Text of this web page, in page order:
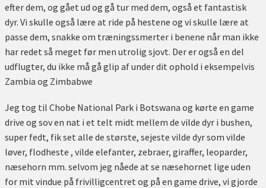
efter dem, og gået ud og gå tur med dem, også et fantastisk
dyr. Vi skulle også lære at ride på hestene og vi skulle lære at
passe dem, snakke om træningssmerter i benene når man ikke
har redet så meget før men utrolig sjovt. Der er også en del
udflugter, du ikke må gå glip af under dit ophold i eksempelvis
Zambia og Zimbabwe
Jeg tog til Chobe National Park i Botswana og kørte en game
drive og sov en nat i et telt midt mellem de vilde dyr i bushen,
super fedt, fik set alle de største, sejeste vilde dyr som vilde
løver, flodheste , vilde elefanter, zebraer, giraffer, leoparder,
næsehorn mm. selvom jeg nåede at se næsehornet lige uden
for mit vindue på frivilligcentret og på en game drive, vi gjorde